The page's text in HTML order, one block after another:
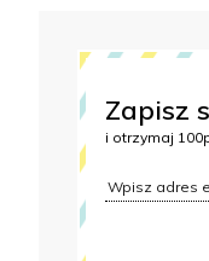
Zapisz
i otrzymaj